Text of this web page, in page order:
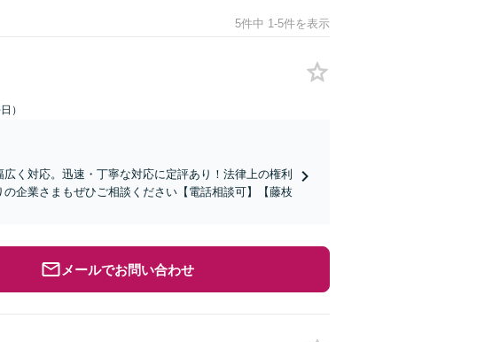
5件中 1-5件を表示
）
く対応。迅速・丁寧な対応に定評あり！法律上の権利
企業さまもぜひご相談ください【電話相談可】【藤枝
メールでお問い合わせ